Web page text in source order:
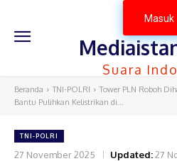
Masuk
Suara
Beranda TNI-POLRI
Tower PLN Roboh
Bantu Pulihkan Kelistrikan di...
TNI-POLRI
27 November 2025 Updated:27